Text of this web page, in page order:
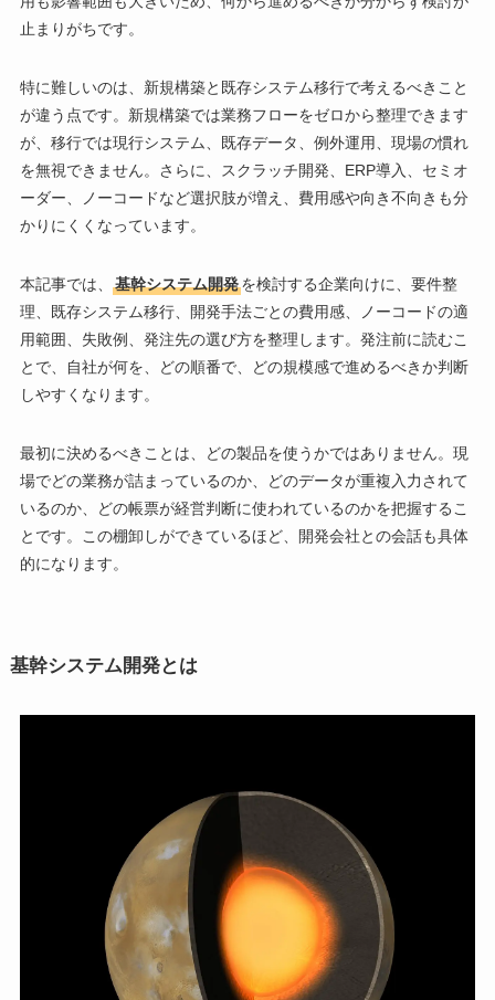
止まりがちです。
特に難しいのは、新規構築と既存システム移行で考えるべきこと
が違う点です。新規構築では業務フローをゼロから整理できます
が、移行では現行システム、既存データ、例外運用、現場の慣れ
を無視できません。さらに、スクラッチ開発、ERP導入、セミオ
ーダー、ノーコードなど選択肢が増え、費用感や向き不向きも分
かりにくくなっています。
本記事では、 基幹システム開発を検討する企業向けに、要件整
理、既存システム移行、開発手法ごとの費用感、ノーコードの適
用範囲、失敗例、発注先の選び方を整理します。発注前に読むこ
とで、自社が何を、どの順番で、どの規模感で進めるべきか判断
しやすくなります。
最初に決めるべきことは、どの製品を使うかではありません。現
場でどの業務が詰まっているのか、どのデータが重複入力されて
いるのか、どの帳票が経営判断に使われているのかを把握するこ
とです。この棚卸しができているほど、開発会社との会話も具体
的になります。
基幹システム開発とは